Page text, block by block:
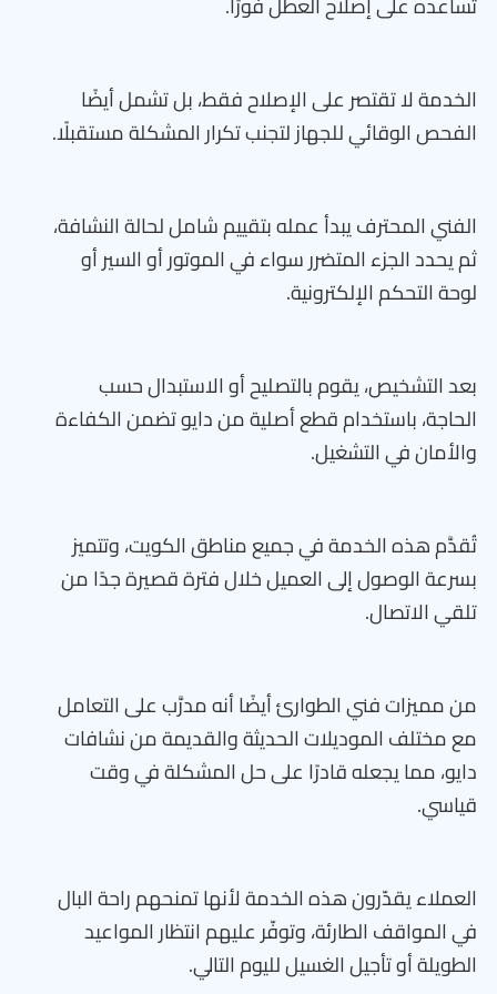
الخدمة لا تقتصر على الإصلاح فقط، بل تشمل أيضًا
الفحص الوقائي للجهاز لتجنب تكرار المشكلة مستقبلًا.
الفني المحترف يبدأ عمله بتقييم شامل لحالة النشافة،
ثم يحدد الجزء المتضرر سواء في الموتور أو السير أو
لوحة التحكم الإلكترونية.
بعد التشخيص، يقوم بالتصليح أو الاستبدال حسب
الحاجة، باستخدام قطع أصلية من دايو تضمن الكفاءة
والأمان في التشغيل.
تُقدَّم هذه الخدمة في جميع مناطق الكويت، وتتميز
بسرعة الوصول إلى العميل خلال فترة قصيرة جدًا من
تلقي الاتصال.
من مميزات فني الطوارئ أيضًا أنه مدرَّب على التعامل
مع مختلف الموديلات الحديثة والقديمة من نشافات
دايو، مما يجعله قادرًا على حل المشكلة في وقت
قياسي.
العملاء يقدّرون هذه الخدمة لأنها تمنحهم راحة البال
في المواقف الطارئة، وتوفّر عليهم انتظار المواعيد
الطويلة أو تأجيل الغسيل لليوم التالي.